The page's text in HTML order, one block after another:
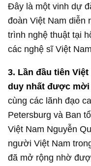
Đây là một vinh dự
đoàn Việt Nam diễn
trình nghệ thuật tại
các nghệ sĩ Việt
3. Lần đầu tiên
duy nhất được mời
cùng các lãnh đạo
Petersburg và Ban
Việt Nam Nguyễn
người Việt Nam
đã mở rộng nhờ